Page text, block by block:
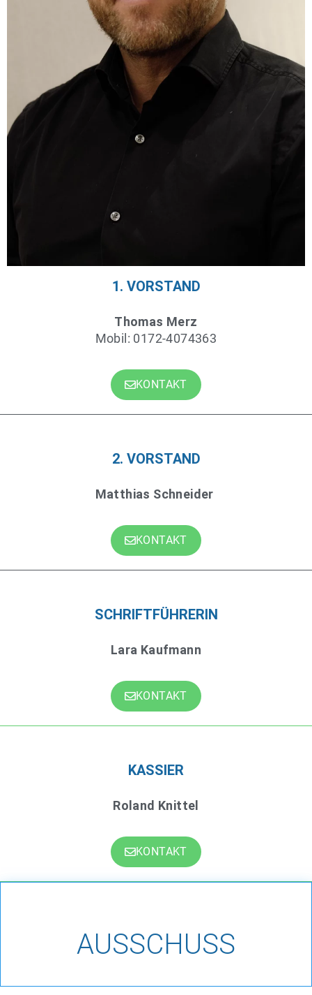
1. VORSTAND
Thomas Merz
Mobil: 0172-4074363
KONTAKT
2. VORSTAND
Matthias Schneider
KONTAKT
SCHRIFTFÜHRERIN
Lara Kaufmann
KONTAKT
KASSIER
Roland Knittel
KONTAKT
AUSSCHUSS